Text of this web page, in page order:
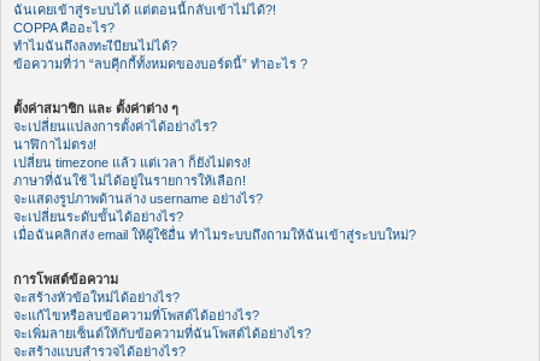
ฉันเคยเข้าสู่ระบบได้ แต่ตอนนี้กลับเข้าไม่ได้?!
COPPA คืออะไร?
ทำไมฉันถึงลงทะเีบียนไม่ได้?
ข้อความที่ว่า “ลบคุีกกี้ทั้งหมดของบอร์ดนี้” ทำอะไร ?
ตั้งค่าสมาชิก และ ตั้งค่าต่าง ๆ
จะเปลี่ยนแปลงการตั้งค่าได้อย่างไร?
นาฬิกาไม่ตรง!
เปลี่ยน timezone แล้ว แต่เวลา ก็ยังไม่ตรง!
ภาษาที่ฉันใช้ ไม่ได้อยู่ในรายการให้เลือก!
จะแสดงรูปภาพด้านล่าง username อย่างไร?
จะเปลี่ยนระดับขั้นได้อย่างไร?
เมื่อฉันคลิกส่ง email ให้ผู้ใช้อื่น ทำไมระบบถึงถามให้ฉันเข้าสู่ระบบใหม่?
การโพสต์ข้อความ
จะสร้างหัวข้อใหม่ได้อย่างไร?
จะแก้ไขหรือลบข้อความที่โพสต์ได้อย่างไร?
จะเพิ่มลายเซ็นต์ให้กับข้อความที่ฉันโพสต์ได้อย่างไร?
จะสร้างแบบสำรวจได้อย่างไร?